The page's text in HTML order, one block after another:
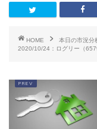
HOME
本日の市況分
2020/10/24：ログリー（